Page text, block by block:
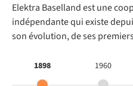
Elektra Baselland est une
indépendante qui existe
son évolution, de ses
1898 1960